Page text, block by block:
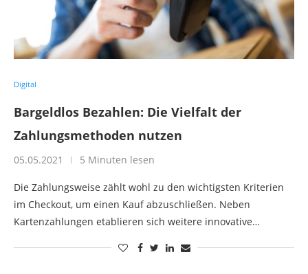
Digital
Bargeldlos Bezahlen: Die Vielfalt der
Zahlungsmethoden nutzen
05.05.2021 5 Minuten lesen
Die Zahlungsweise zählt wohl zu den wichtigsten Kriterien
im Checkout, um einen Kauf abzuschließen. Neben
Kartenzahlungen etablieren sich weitere innovative…